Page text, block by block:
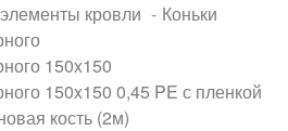
кровли
Коньки
150x150
150x150 0,45 PE с пленкой
кость (2м)